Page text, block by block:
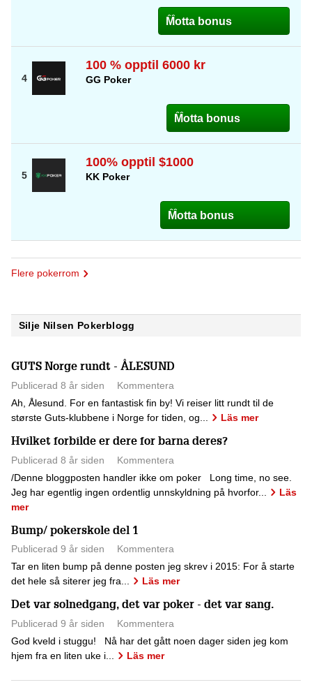
Motta bonus
100 % opptil 6000 kr
GG Poker
Motta bonus
100% opptil $1000
KK Poker
Motta bonus
Flere pokerrom
Silje Nilsen Pokerblogg
GUTS Norge rundt - ÅLESUND
Publicerad 8 år siden
Kommentera
Ah, Ålesund. For en fantastisk fin by! Vi reiser litt rundt til de
største Guts-klubbene i Norge for tiden, og...
Läs mer
Hvilket forbilde er dere for barna deres?
Publicerad 8 år siden
Kommentera
/Denne bloggposten handler ikke om poker Long time, no see.
Jeg har egentlig ingen ordentlig unnskyldning på hvorfor...
Läs
mer
Bump/ pokerskole del 1
Publicerad 9 år siden
Kommentera
Tar en liten bump på denne posten jeg skrev i 2015: For å starte
det hele så siterer jeg fra...
Läs mer
Det var solnedgang, det var poker - det var sang.
Publicerad 9 år siden
Kommentera
God kveld i stuggu! Nå har det gått noen dager siden jeg kom
hjem fra en liten uke i...
Läs mer